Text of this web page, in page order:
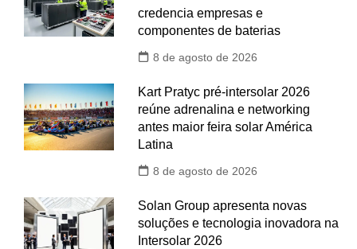
credencia empresas e
componentes de baterias
8 de agosto de 2026
Kart Pratyc pré-intersolar 2026
reúne adrenalina e networking
antes maior feira solar América
Latina
8 de agosto de 2026
Solan Group apresenta novas
soluções e tecnologia inovadora na
Intersolar 2026